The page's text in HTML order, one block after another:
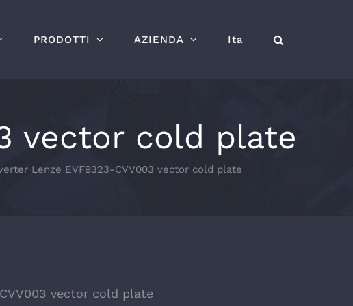
PRODOTTI AZIENDA Ita
vector cold plate
Lenze EVF9323-CVV003 vector cold plate
vector cold plate